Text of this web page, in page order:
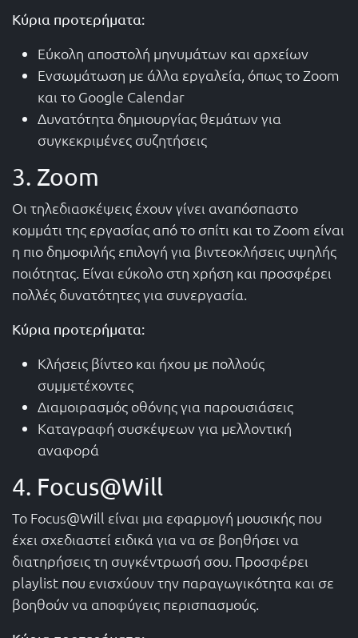
Κύρια προτερήματα:
Εύκολη αποστολή μηνυμάτων και αρχείων
Ενσωμάτωση με άλλα εργαλεία, όπως το Zoom
και το Google Calendar
Δυνατότητα δημιουργίας θεμάτων για
συγκεκριμένες συζητήσεις
3. Zoom
Οι τηλεδιασκέψεις έχουν γίνει αναπόσπαστο
κομμάτι της εργασίας από το σπίτι και το Zoom είναι
η πιο δημοφιλής επιλογή για βιντεοκλήσεις υψηλής
ποιότητας. Είναι εύκολο στη χρήση και προσφέρει
πολλές δυνατότητες για συνεργασία.
Κύρια προτερήματα:
Κλήσεις βίντεο και ήχου με πολλούς
συμμετέχοντες
Διαμοιρασμός οθόνης για παρουσιάσεις
Καταγραφή συσκέψεων για μελλοντική
αναφορά
4. Focus@Will
Το Focus@Will είναι μια εφαρμογή μουσικής που
έχει σχεδιαστεί ειδικά για να σε βοηθήσει να
διατηρήσεις τη συγκέντρωσή σου. Προσφέρει
playlist που ενισχύουν την παραγωγικότητα και σε
βοηθούν να αποφύγεις περισπασμούς.